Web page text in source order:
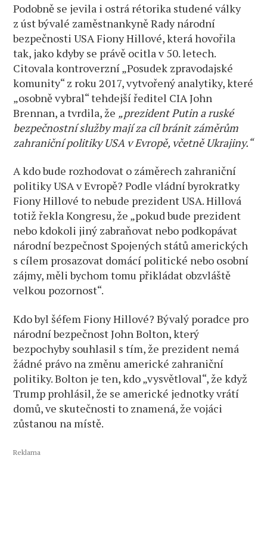
Podobně se jevila i ostrá rétorika studené války
z úst bývalé zaměstnankyně Rady národní
bezpečnosti USA Fiony Hillové, která hovořila
tak, jako kdyby se právě ocitla v 50. letech.
Citovala kontroverzní „Posudek zpravodajské
komunity“ z roku 2017, vytvořený analytiky, které
„osobně vybral“ tehdejší ředitel CIA John
Brennan, a tvrdila, že „prezident Putin a ruské
bezpečnostní služby mají za cíl bránit záměrům
zahraniční politiky USA v Evropě, včetně Ukrajiny.“
A kdo bude rozhodovat o záměrech zahraniční
politiky USA v Evropě? Podle vládní byrokratky
Fiony Hillové to nebude prezident USA. Hillová
totiž řekla Kongresu, že „pokud bude prezident
nebo kdokoli jiný zabraňovat nebo podkopávat
národní bezpečnost Spojených států amerických
s cílem prosazovat domácí politické nebo osobní
zájmy, měli bychom tomu přikládat obzvláště
velkou pozornost“.
Kdo byl šéfem Fiony Hillové? Bývalý poradce pro
národní bezpečnost John Bolton, který
bezpochyby souhlasil s tím, že prezident nemá
žádné právo na změnu americké zahraniční
politiky. Bolton je ten, kdo „vysvětloval“, že když
Trump prohlásil, že se americké jednotky vrátí
domů, ve skutečnosti to znamená, že vojáci
zůstanou na místě.
Reklama